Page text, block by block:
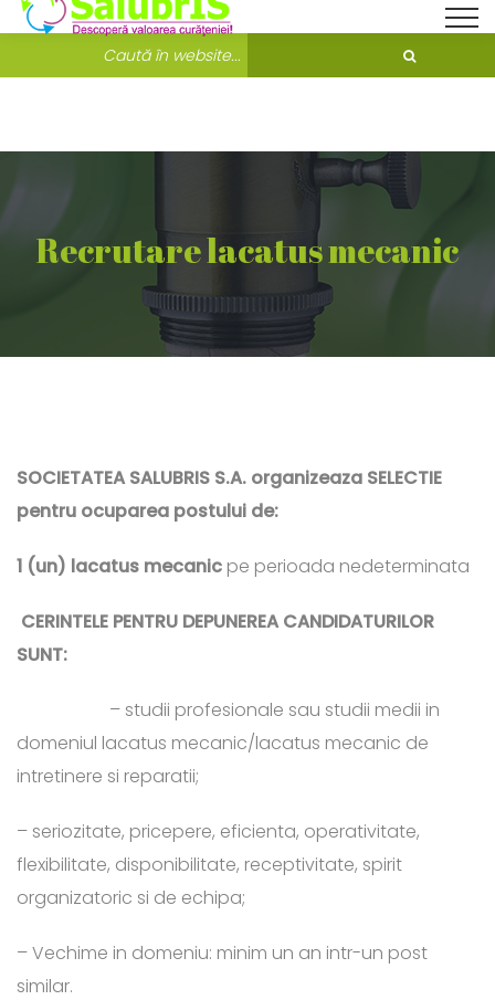
Bine ati venit pe Salubris.ro! Unde ne găsești?
Recrutare lacatus mecanic
SOCIETATEA SALUBRIS S.A. organizeaza SELECTIE
pentru ocuparea postului de:
1 (un) lacatus mecanic pe perioada nedeterminata
CERINTELE PENTRU DEPUNEREA CANDIDATURILOR
SUNT:
– studii profesionale sau studii medii in
domeniul lacatus mecanic/lacatus mecanic de
intretinere si reparatii;
– seriozitate, pricepere, eficienta, operativitate,
flexibilitate, disponibilitate, receptivitate, spirit
organizatoric si de echipa;
– Vechime in domeniu: minim un an intr-un post
similar.